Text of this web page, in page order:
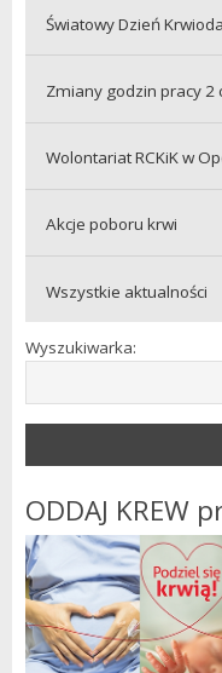
Światowy Dzień
Zmiany godzin pracy 2
Wolontariat RCKiK w
Akcje poboru krwi
Wszystkie aktualności
Wyszukiwarka:
ODDAJ KREW